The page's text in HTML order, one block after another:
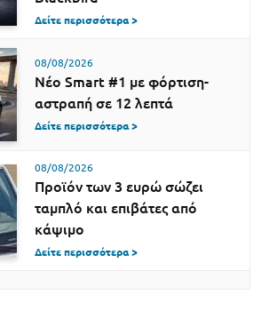
Δείτε περισσότερα >
08/08/2026
Νέο Smart #1 με φόρτιση-
αστραπή σε 12 λεπτά
Δείτε περισσότερα >
08/08/2026
Προϊόν των 3 ευρώ σώζει
ταμπλό και επιβάτες από
κάψιμο
Δείτε περισσότερα >